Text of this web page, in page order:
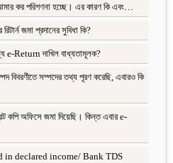
কর পরিগণনা হচ্ছে। এর কারণ কি এবং…
জমা প্রদানের সুবিধা কি?
e-Return দাখিল বাধ্যতামূলক?
বিবরণীতে সম্পদের তথ্য পূরণ করেছি, এবারও কি
কপি অফিসে জমা দিয়েছি। কিন্ত এবার e-
in declared income/ Bank TDS